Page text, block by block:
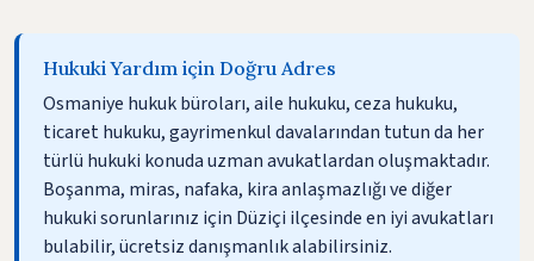
Hukuki Yardım için Doğru Adres
Osmaniye hukuk büroları, aile hukuku, ceza hukuku,
ticaret hukuku, gayrimenkul davalarından tutun da her
türlü hukuki konuda uzman avukatlardan oluşmaktadır.
Boşanma, miras, nafaka, kira anlaşmazlığı ve diğer
hukuki sorunlarınız için Düziçi ilçesinde en iyi avukatları
bulabilir, ücretsiz danışmanlık alabilirsiniz.